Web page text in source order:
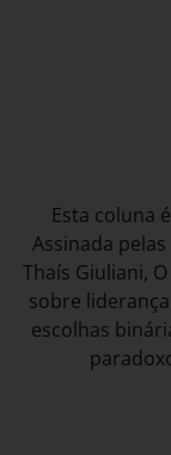
Esta coluna
Assinada
Thaís Giuliani,
sobre
escolhas